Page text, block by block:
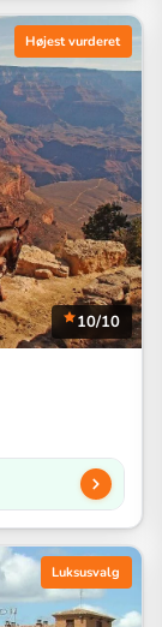
Højest vurderet
10/10
Luksusvalg